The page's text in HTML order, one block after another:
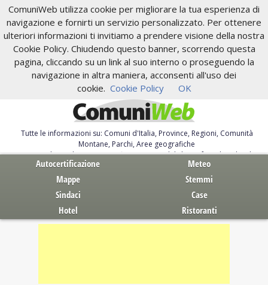
ComuniWeb utilizza cookie per migliorare la tua esperienza di
navigazione e fornirti un servizio personalizzato. Per ottenere
ulteriori informazioni ti invitiamo a prendere visione della nostra
Cookie Policy. Chiudendo questo banner, scorrendo questa
pagina, cliccando su un link al suo interno o proseguendo la
navigazione in altra maniera, acconsenti all'uso dei
cookie. Cookie Policy OK
Tutte le informazioni su: Comuni d'Italia, Province, Regioni, Comunità
Montane, Parchi, Aree geografiche
Servizi al Cittadino. Autocertificazione, moduli, leggi, free download
Autocertificazione
Meteo
Mappe
Stemmi
Sindaci
Case
Hotel
Ristoranti